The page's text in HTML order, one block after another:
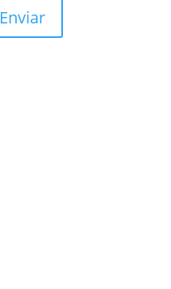
Enviar